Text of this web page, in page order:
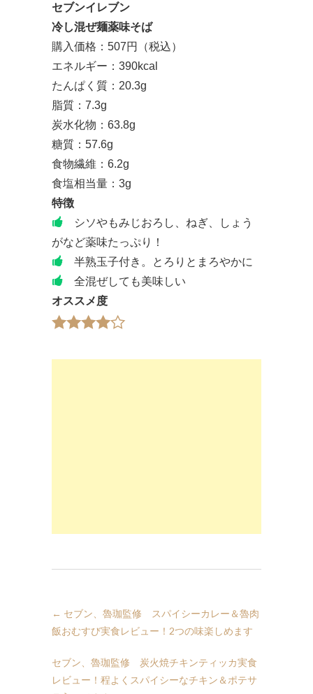
セブンイレブン
冷し混ぜ麺薬味そば
購入価格：507円（税込）
エネルギー：390kcal
たんぱく質：20.3g
脂質：7.3g
炭水化物：63.8g
糖質：57.6g
食物繊維：6.2g
食塩相当量：3g
特徴
シソやもみじおろし、ねぎ、しょう
がなど薬味たっぷり！
半熟玉子付き。とろりとまろやかに
全混ぜしても美味しい
オススメ度
← セブン、魯珈監修 スパイシーカレー＆魯肉
飯おむすび実食レビュー！2つの味楽しめます
セブン、魯珈監修 炭火焼チキンティッカ実食
レビュー！程よくスパイシーなチキン＆ポテサ